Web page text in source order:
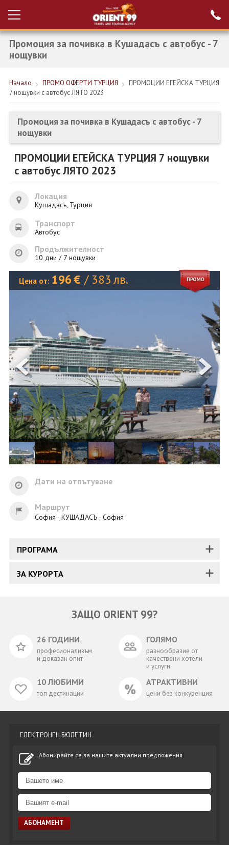
Вход за агенти
Проверка на
резервация
НОВА ГОДИНА ТУРЦИЯ
ПОЧИВКИ
КРУИЗИ
ЕКЗОТИКА
ЕКСКУРЗИИ
ОЩЕ
ЗА НАС
ПОСЛЕДВАЙТЕ НИ
Промоция за почивка в Кушадасъ с автобус - 7
нощувки
Начало ПРОМО ОФЕРТИ ТУРЦИЯ
ПРОМОЦИИ ЕГЕЙСКА ТУРЦИЯ
7 нощувки с автобус ЛЯТО 2023
Промоция за почивка в Кушадасъ с автобус - 7
нощувки
ПРОМОЦИИ ЕГЕЙСКА ТУРЦИЯ 7 нощувки
с автобус ЛЯТО 2023
Локация
Кушадасъ, Турция
Транспорт
Автобус
Продължителност
10 дни / 7 нощувки
Цена от: 196€ / 383 лв.
Дати на отпътуване
Маршрут
София - КУШАДАСЪ - София
ПРОГРАМА
ЗА КУРОРТА
ЗАЩО ORIENT 99?
26 ГОДИНИ
професионализъм
и доказан опит
ГОЛЯМО
разнообразие от
качествени хотели
и услуги
10 ЛЮБИМИ
топ дестинации
АТРАКТИВНИ
цени без конкуренция
ЕЛЕКТРОНЕН БЮЛЕТИН
Абонирайте се за нашите актуални предложения